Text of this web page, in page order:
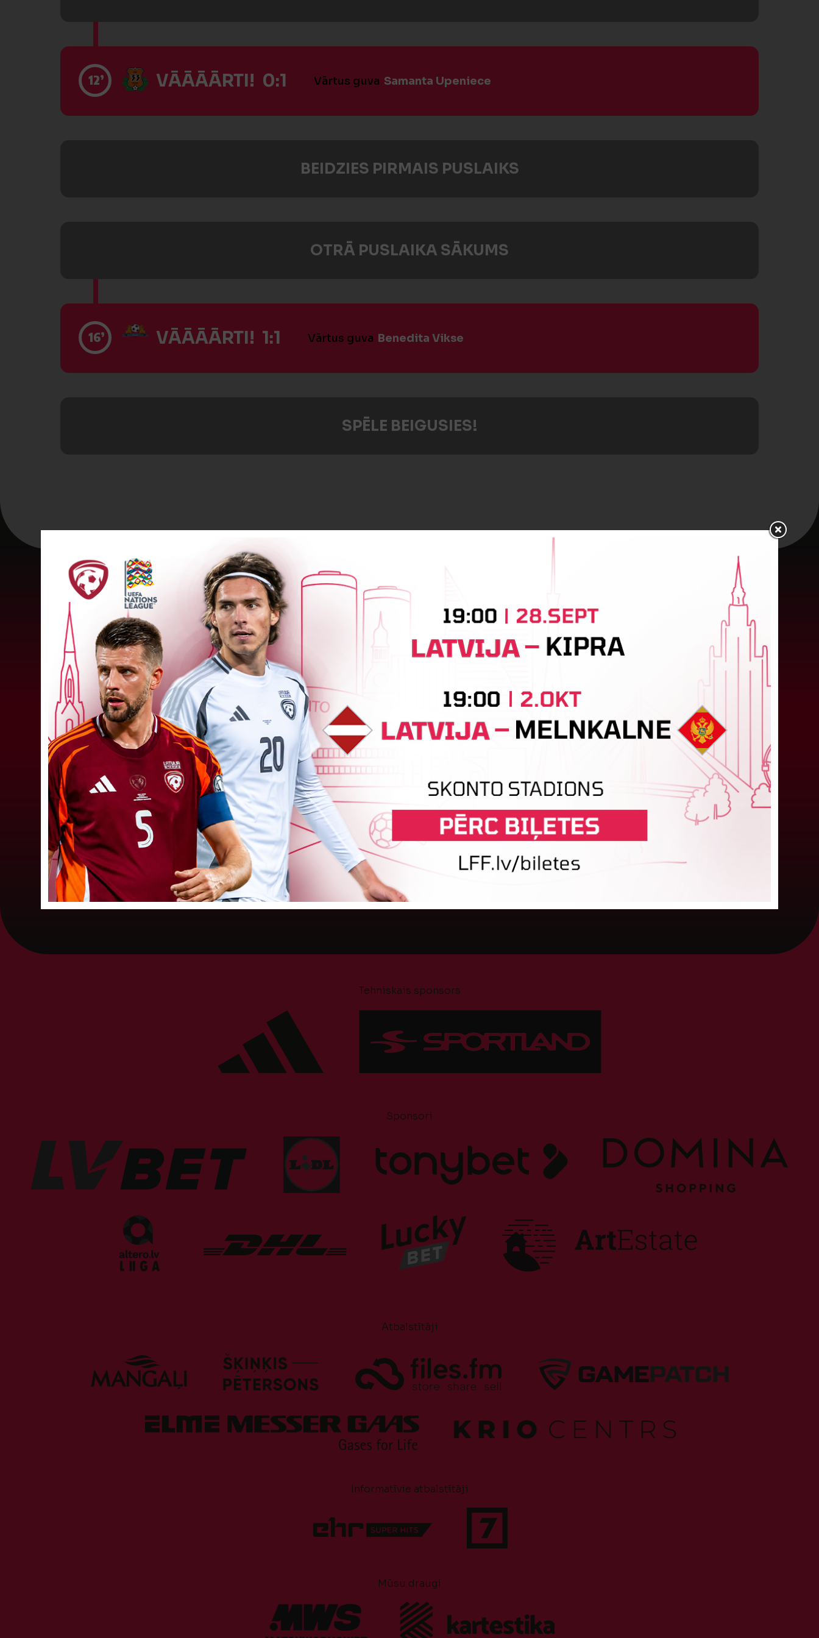
12’ VĀĀĀĀRTI! 0:1 Vārtus guva Samanta Upeniece
BEIDZIES PIRMAIS PUSLAIKS
OTRĀ PUSLAIKA SĀKUMS
16’ VĀĀĀĀRTI! 1:1 Vārtus guva Benedita Vikse
SPĒLE BEIGUSIES!
Jaunākās ziņas
LFF DK 6. augusta lēmumi
LFF Disciplinārlietu komitejas sēdes protokols
Nr. DK 26/-38 Rīgā, 2026. gada 6. augustā.
Piedalās:Komitejas locekļi: Jevgenija
Tverjanoviča-Bore, Raivis Grīnbergs...
07. augusts 2026.
"Riga FC" iegūst handikapu, RFS
būs jāatspēlējas
Ceturtdienas vakarā savas spēles UEFA
Konferences līgas kvalifikācijas trešajā kārtā
aizvadīja divi Latvijas klubi. FC RFS izbraukumā ar
0:2 zaudēja Čehijas "Jablonec"...
Jūlijā par labāko "LuckyBet" SFL
atzīta Keita Zviedre
Par "LuckyBet" Sieviešu futbola līgas jūnija
labāko spēlētāju atzīta FS "Metta" spēlētāja
Keita Zviedre. Uzvarētāja tika noskaidrota
balsojumā, kurā tika apkopotas...
Tehniskais sponsors
Sponsori
Atbalstītāji
Informatīvie atbalstītāji
Mūsu draugi